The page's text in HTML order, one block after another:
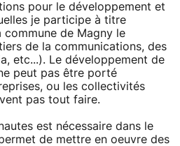
pour le développement et
je participe à titre
de Magny le
de la communications, des
etc...). Le développement de
peut pas être porté
ou les collectivités
pas tout faire.
est nécessaire dans le
de mettre en oeuvre des